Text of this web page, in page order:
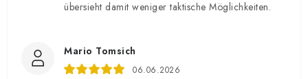
übersieht damit weniger taktische Möglichkeiten.
Mario Tomsich
06.06.2026